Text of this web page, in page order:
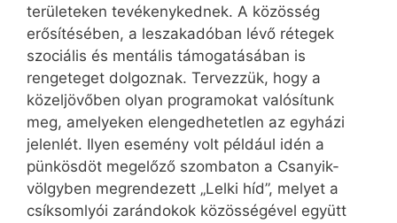
területeken tevékenykednek. A közösség
erősítésében, a leszakadóban lévő rétegek
szociális és mentális támogatásában is
rengeteget dolgoznak. Tervezzük, hogy a
közeljövőben olyan programokat valósítunk
meg, amelyeken elengedhetetlen az egyházi
jelenlét. Ilyen esemény volt például idén a
pünkösdöt megelőző szombaton a Csanyik-
völgyben megrendezett „Lelki híd”, melyet a
csíksomlyói zarándokok közösségével együtt